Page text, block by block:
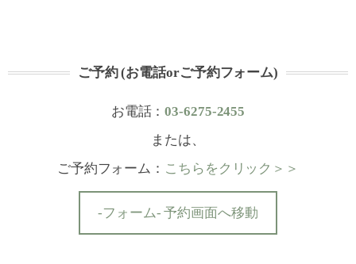
ご予約 (お電話orご予約フォーム)
お電話：03-6275-2455
または、
ご予約フォーム： こちらをクリック＞＞
-フォーム- 予約画面へ移動